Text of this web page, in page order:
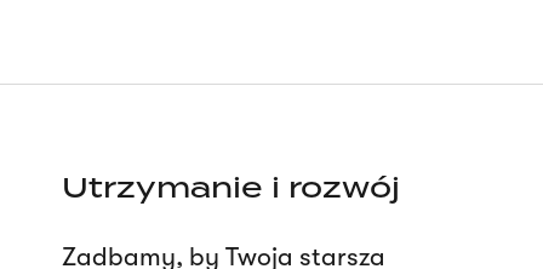
Utrzymanie i rozwój
Zadbamy, by Twoja starsza